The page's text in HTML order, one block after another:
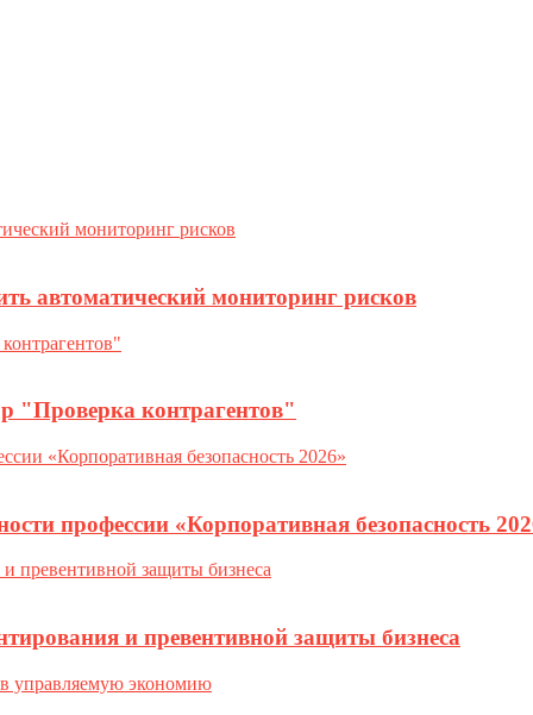
автоматический мониторинг рисков
"Проверка контрагентов"
профессии «Корпоративная безопасность
и превентивной защиты бизнеса